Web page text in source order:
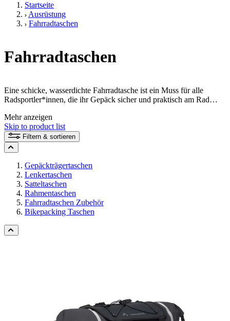
Startseite
Ausrüstung
Fahrradtaschen
Fahrradtaschen
Eine schicke, wasserdichte Fahrradtasche ist ein Muss für alle
Radsportler*innen, die ihr Gepäck sicher und praktisch am Rad
Pendeln zur Arbeit oder im Alltag. Ob Gepäckträgertasche,
Lenkertasche oder Rahmentasche – unsere VAUDE Fahrradtaschen
überzeugen durch durchdachte Funktion, langlebige Qualität und
einen festen Sitz am Rad.
Mehr anzeigen
Skip to product list
Filtern & sortieren
Gepäckträgertaschen
Lenkertaschen
Satteltaschen
Rahmentaschen
Fahrradtaschen Zubehör
Bikepacking Taschen